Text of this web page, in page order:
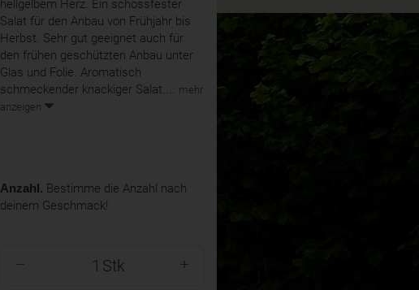
hellgelbem Herz. Ein schossfester
Salat für den Anbau von Frühjahr bis
Herbst. Sehr gut geeignet auch für
den frühen geschützten Anbau unter
Glas und Folie. Aromatisch
schmeckender knackiger Salat....
mehr
anzeigen
Anzahl. Bestimme die Anzahl nach
deinem Geschmack!
Stk